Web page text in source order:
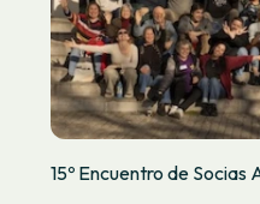
15º Encuentro de Socias